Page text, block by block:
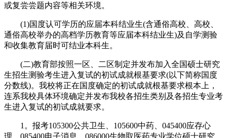
或复尝尝题内容等相关环境。
(1)国度认可学历的应届本科结业生(含通俗高校、高校、
通俗高校举办的高档学历教育等应届本科结业生)及自学测验
和收集教育届时可结业本科生。
(二)教育部按照一区、二区制定并发布加入全国硕士研究
生招生测验考生进入复试的初试成就根基要求(以下简称国度
分数线)。我校将正在国度确定的初试成就根基要求根本上，
连系我校具体环境确定并发布我校各招生类别及各招生专业考
生进入复试的初试成就要求。
1。报考105300公共卫生、105600中药、045400应存心
理、085400电子消息、086000生物取医药专业学位硕士研究